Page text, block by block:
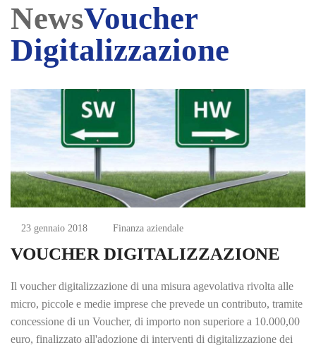
NewsVoucher
Digitalizzazione
23 gennaio 2018 Finanza aziendale
VOUCHER DIGITALIZZAZIONE
Il voucher digitalizzazione di una misura agevolativa rivolta alle
micro, piccole e medie imprese che prevede un contributo, tramite
concessione di un Voucher, di importo non superiore a 10.000,00
euro, finalizzato all'adozione di interventi di digitalizzazione dei